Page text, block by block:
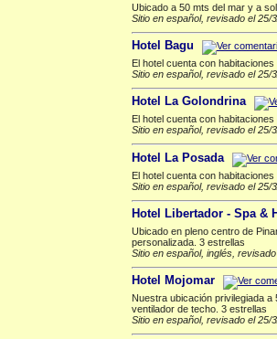
Ubicado a 50 mts del mar y a
Sitio en español, revisado el 25/
Hotel Bagu
El hotel cuenta con
Sitio en español, revisado el 25/
Hotel La Golondrina
El hotel cuenta con
Sitio en español, revisado el 25/
Hotel La Posada
El hotel cuenta con
Sitio en español, revisado el 25/
Hotel Libertador - Spa &
Ubicado en pleno centro de
personalizada. 3 estrellas
Sitio en español, inglés,
Hotel Mojomar
Nuestra ubicación privilegiada
ventilador de techo. 3 estrellas
Sitio en español, revisado el 25/